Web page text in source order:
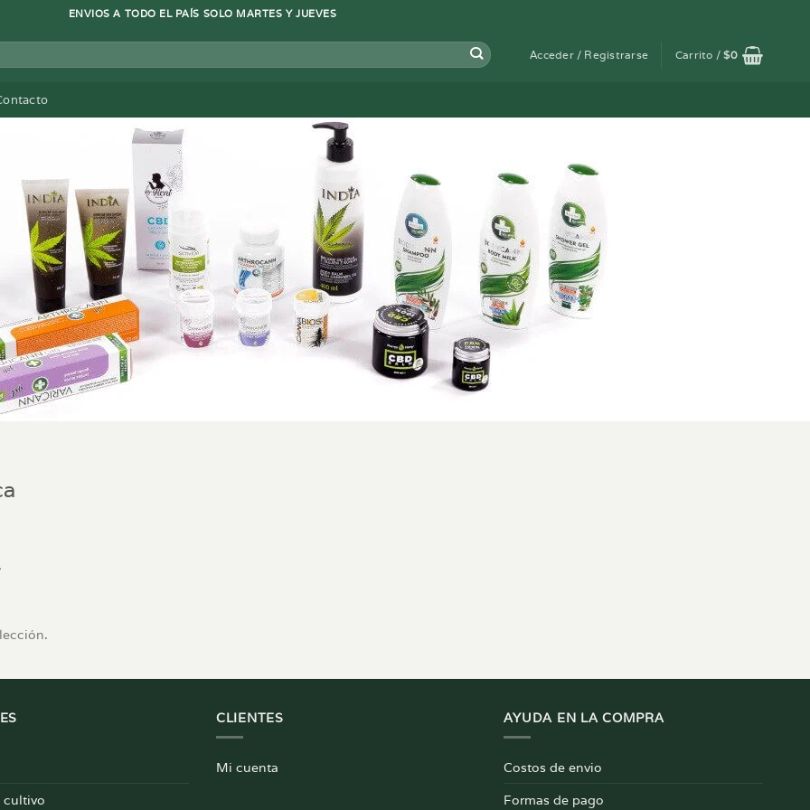
ENVIOS A TODO EL PAÍS SOLO MARTES Y JUEVES
Acceder / Registrarse Carrito /$0
cultivo
CLIENTES
Mi cuenta
AYUDA EN LA COMPRA
Costos de envio
Formas de pago